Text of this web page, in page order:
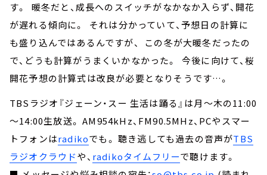
す。 暖冬だと、成長へのスイッチがなかなか入らず、開花
が遅れる傾向に。 それは分かっていて、予想日の計算に
も盛り込んではあるんですが、 この冬が大暖冬だったの
で、どうも計算がうまくいかなかった。 今後に向けて、桜
開花予想の計算式は改良が必要となりそうです…。
TBSラジオ『ジェーン・スー 生活は踊る』は月～木の11:00
～14:00生放送。 AM954kHz、FM90.5MHz、PCやスマー
トフォンはradikoでも。 聴き逃しても過去の音声がTBS
ラジオクラウドや、 radikoタイムフリーで聴けます。